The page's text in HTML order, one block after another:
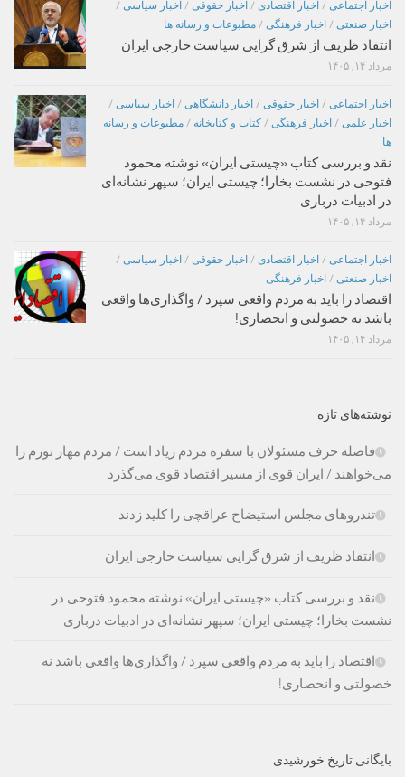
اخبار اجتماعی / اخبار اقتصادی / اخبار حقوقی / اخبار سیاسی /
اخبار صنعتی / اخبار فرهنگی / مطبوعات و رسانه ها
انتقاد ظریف از شرق گرایی سیاست خارجی ایران
مرداد ۱۴, ۱۴۰۵
اخبار اجتماعی / اخبار حقوقی / اخبار دانشگاهی / اخبار سیاسی /
اخبار علمی / اخبار فرهنگی / کتاب و کتابخانه / مطبوعات و رسانه
ها
نقد و بررسی کتاب «چیستی ایران» نوشته محمود
فتوحی در نشست بخارا؛ چیستی ایران؛ سپهر نشانه‌ای
در ادبیات درباری
مرداد ۱۴, ۱۴۰۵
اخبار اجتماعی / اخبار اقتصادی / اخبار حقوقی / اخبار سیاسی /
اخبار صنعتی / اخبار فرهنگی
اقتصاد را باید به مردم واقعی سپرد / واگذاری‌ها واقعی
باشد نه خصولتی و انحصاری!
مرداد ۱۴, ۱۴۰۵
نوشته‌های تازه
فاصله حرف مسئولان با سفره مردم زیاد است / مردم مهار تورم را
می‌خواهند / ایران قوی از مسیر اقتصاد قوی می‌گذرد
تندروهای مجلس استیضاح عراقچی را کلید زدند
انتقاد ظریف از شرق گرایی سیاست خارجی ایران
نقد و بررسی کتاب «چیستی ایران» نوشته محمود فتوحی در
نشست بخارا؛ چیستی ایران؛ سپهر نشانه‌ای در ادبیات درباری
اقتصاد را باید به مردم واقعی سپرد / واگذاری‌ها واقعی باشد نه
خصولتی و انحصاری!
بایگانی تاریخ خورشیدی